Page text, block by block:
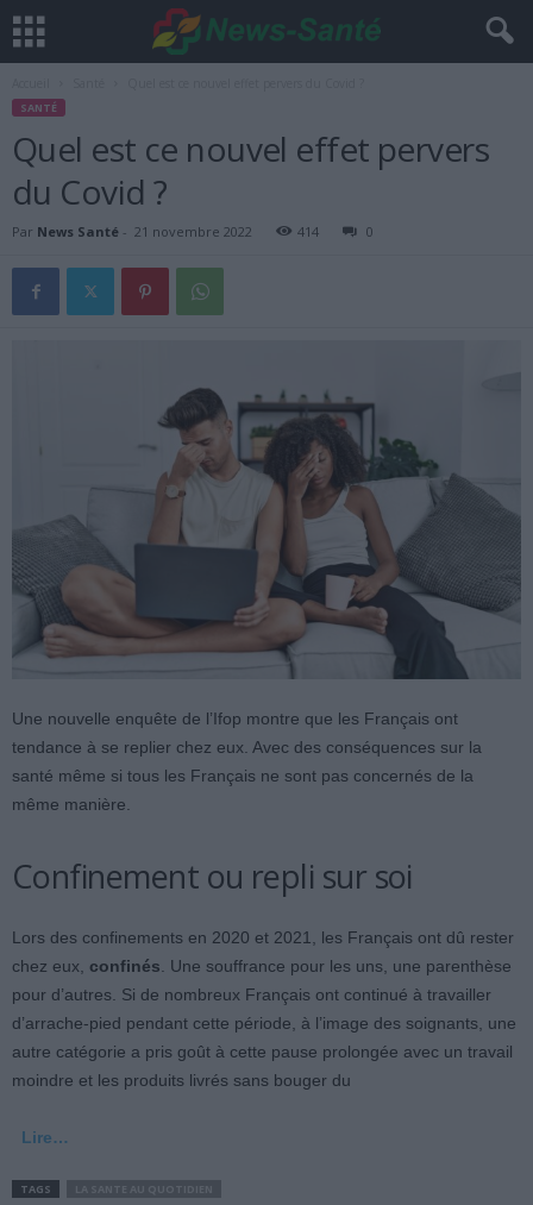
SANTÉ
Quel est ce nouvel effet pervers
du Covid ?
Par News Santé - 21 novembre 2022 414 0
Une nouvelle enquête de l’Ifop montre que les Français ont
tendance à se replier chez eux. Avec des conséquences sur la
santé même si tous les Français ne sont pas concernés de la
même manière.
Confinement ou repli sur soi
Lors des confinements en 2020 et 2021, les Français ont dû rester
chez eux, confinés. Une souffrance pour les uns, une parenthèse
pour d’autres. Si de nombreux Français ont continué à travailler
d’arrache-pied pendant cette période, à l’image des soignants, une
autre catégorie a pris goût à cette pause prolongée avec un travail
moindre et les produits livrés sans bouger du
Lire…
TAGS